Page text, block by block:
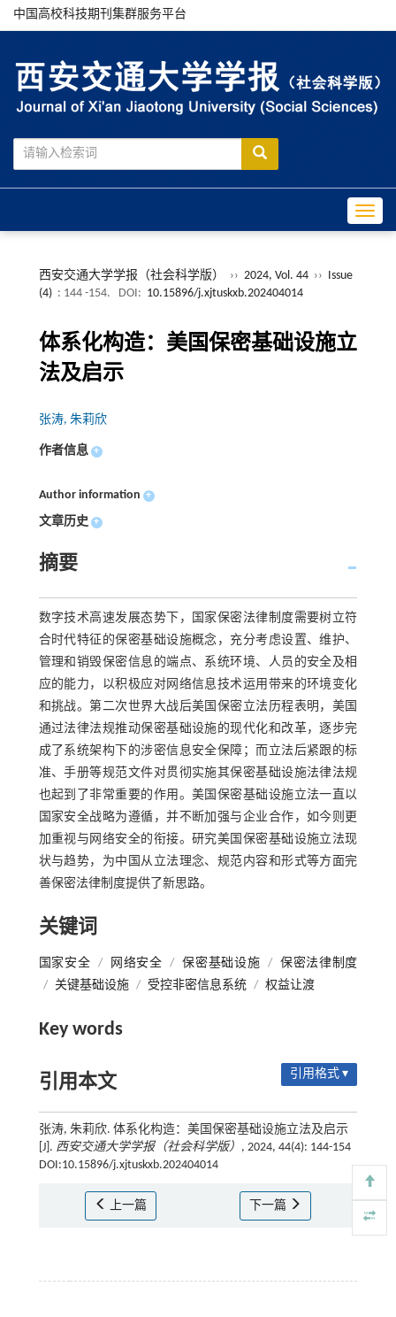
中国高校科技期刊集群服务平台
西安交通大学学报（社会科学版） ›› 2024, Vol. 44 ›› Issue
(4) : 144 -154. DOI: 10.15896/j.xjtuskxb.202404014
体系化构造：美国保密基础设施立
法及启示
张涛, 朱莉欣
作者信息 +
Author information +
文章历史 +
摘要
数字技术高速发展态势下，国家保密法律制度需要树立符
合时代特征的保密基础设施概念，充分考虑设置、维护、
管理和销毁保密信息的端点、系统环境、人员的安全及相
应的能力，以积极应对网络信息技术运用带来的环境变化
和挑战。第二次世界大战后美国保密立法历程表明，美国
通过法律法规推动保密基础设施的现代化和改革，逐步完
成了系统架构下的涉密信息安全保障；而立法后紧跟的标
准、手册等规范文件对贯彻实施其保密基础设施法律法规
也起到了非常重要的作用。美国保密基础设施立法一直以
国家安全战略为遵循，并不断加强与企业合作，如今则更
加重视与网络安全的衔接。研究美国保密基础设施立法现
状与趋势，为中国从立法理念、规范内容和形式等方面完
善保密法律制度提供了新思路。
关键词
国家安全 / 网络安全 / 保密基础设施 / 保密法律制度
/
关键基础设施 / 受控非密信息系统 / 权益让渡
Key words
引用本文 引用格式 ▾
张涛, 朱莉欣. 体系化构造：美国保密基础设施立法及启示
[J]. 西安交通大学学报（社会科学版） , 2024, 44(4): 144-154
DOI:10.15896/j.xjtuskxb.202404014
上一篇 下一篇